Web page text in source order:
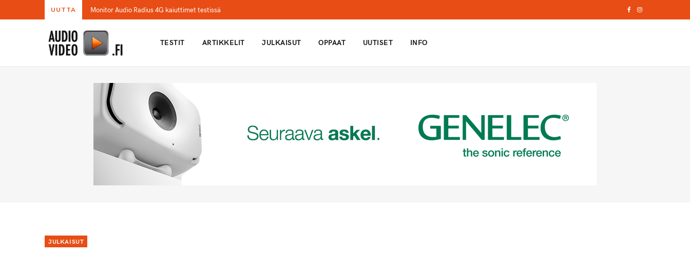
UUTTA Monitor Audio Radius 4G kaiuttimet testissä I
TESTIT ARTIKKELIT JULKAISUT OPPAAT UUTISET INFO
JULKAISUT